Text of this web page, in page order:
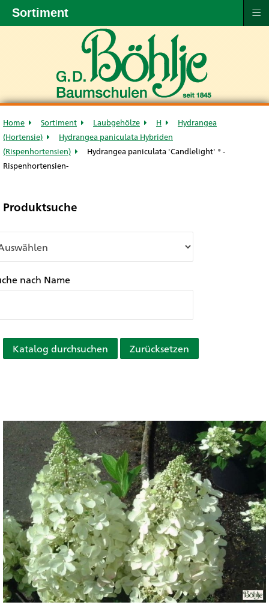
Home Sortiment Laubgehölze H
Hydrangea
(Hortensie)
Hydrangea paniculata Hybriden
(Rispenhortensien)
Hydrangea paniculata 'Candlelight' ® -
Rispenhortensien-
Produktsuche
nach Name
Katalog durchsuchen Zurücksetzen
Sortiment ≡